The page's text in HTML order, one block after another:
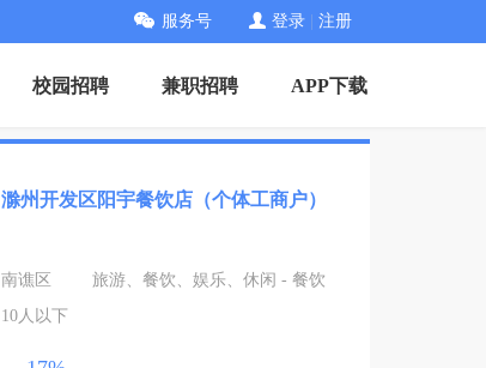
服务号 登录 注册
校园招聘 兼职招聘 APP下载
滁州开发区阳宇餐饮店（个体工商户）
南谯区
旅游、餐饮、娱乐、休闲 - 餐饮
10人以下